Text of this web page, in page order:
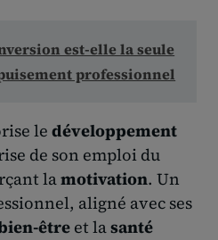
est-elle la seule
professionnel
ledéveloppement
de son emploi du
lamotivation. Un
aligné avec ses
être et lasanté